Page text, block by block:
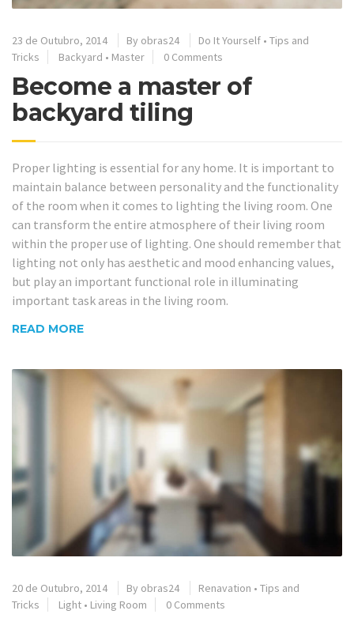
23 de Outubro, 2014 By obras24 Do It Yourself • Tips and
Tricks
Backyard • Master 0 Comments
Become a master of
backyard tiling
Proper lighting is essential for any home. It is important to
maintain balance between personality and the functionality
of the room when it comes to lighting the living room. One
can transform the entire atmosphere of their living room
within the proper use of lighting. One should remember that
lighting not only has aesthetic and mood enhancing values,
but play an important functional role in illuminating
important task areas in the living room.
READ MORE
20 de Outubro, 2014 By obras24 Renavation • Tips and
Tricks
Light • Living Room 0 Comments